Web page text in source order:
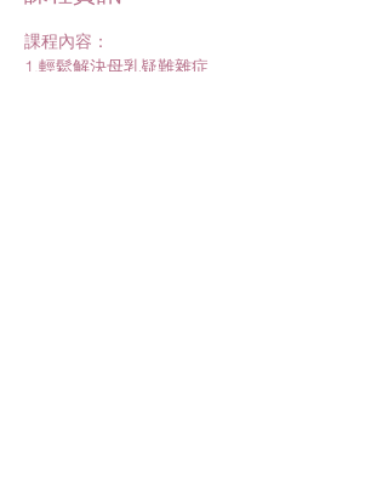
課程內容：
1.輕鬆解決母乳疑難雜症